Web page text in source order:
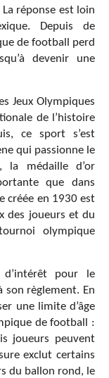
réponse est loin
Depuis de
de football perd
devenir une
Jeux Olympiques
de l’histoire
ce sport s’est
qui passionne le
la médaille d’or
que dans
créée en 1930 est
des joueurs et du
olympique
d’intérêt pour le
règlement. En
une limite d’âge
de football :
joueurs peuvent
exclut certains
du ballon rond, le